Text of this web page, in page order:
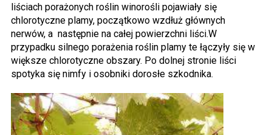
liściach porażonych roślin winorośli pojawiały się
chlorotyczne plamy, początkowo wzdłuż głównych
nerwów, a następnie na całej powierzchni liści.W
przypadku silnego porażenia roślin plamy te łączyły się w
większe chlorotyczne obszary. Po dolnej stronie liści
spotyka się nimfy i osobniki dorosłe szkodnika.